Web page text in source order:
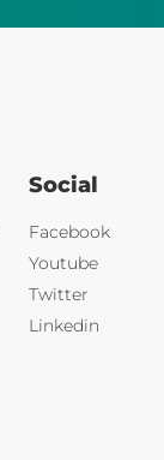
Social
Facebook
Youtube
Twitter
Linkedin